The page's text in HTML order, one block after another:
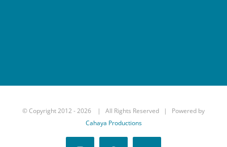
© Copyright 2012 -2026 | All Rights Reserved | Powered by
Cahaya Productions